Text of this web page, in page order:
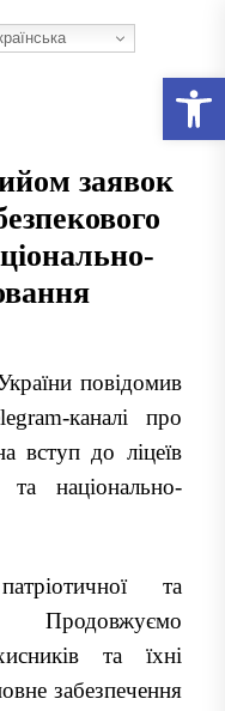
заявок
повідомив
каналі про
вступ до ліцеїв
та національно-
та
Продовжуємо
та їхні
забезпечення